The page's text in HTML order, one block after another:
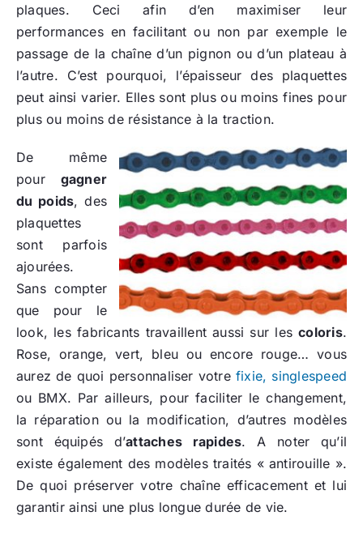
plaques. Ceci afin d’en maximiser leur
performances en facilitant ou non par exemple le
passage de la chaîne d’un pignon ou d’un plateau à
l’autre. C’est pourquoi, l’épaisseur des plaquettes
peut ainsi varier. Elles sont plus ou moins fines pour
plus ou moins de résistance à la traction.
De même
pourgagner
du poids, des
plaquettes
sont parfois
ajourées.
Sans compter
que pour le
look, les fabricants travaillent aussi sur lescoloris.
Rose, orange, vert, bleu ou encore rouge… vous
aurez de quoi personnaliser votre fixie, singlespeed
ou BMX. Par ailleurs, pour faciliter le changement,
la réparation ou la modification, d’autres modèles
sont équipés d’attaches rapides. A noter qu’il
existe également des modèles traités « antirouille ».
De quoi préserver votre chaîne efficacement et lui
garantir ainsi une plus longue durée de vie.